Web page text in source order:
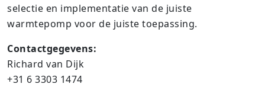
selectie en implementatie van de juiste
warmtepomp voor de juiste toepassing.
Contactgegevens:
Richard van Dijk
+31 6 3303 1474